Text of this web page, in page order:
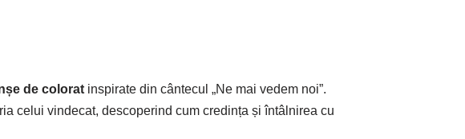
de colorat inspirate din cântecul „Ne mai vedem noi”.
celui vindecat, descoperind cum credința și întâlnirea cu